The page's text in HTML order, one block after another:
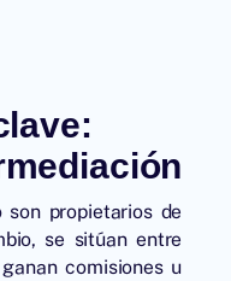
propietarios de
se sitúan entre
comisiones u